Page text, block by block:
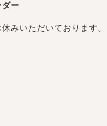
ダー
みいただいております